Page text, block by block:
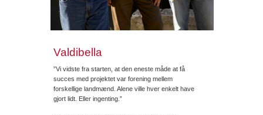
Valdibella
”Vi vidste fra starten, at den eneste måde at få
succes med projektet var forening mellem
forskellige landmænd. Alene ville hver enkelt have
gjort lidt. Eller ingenting.”